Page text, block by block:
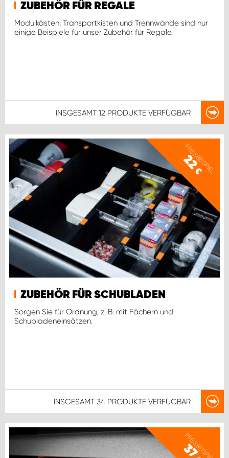
ZUBEHÖR FÜR REGALE
Modulkästen, Transportkisten und Trennwände sind nur
einige Beispiele für unser Zubehör für Regale.
INSGESAMT 12 PRODUKTE VERFÜGBAR
PREISBEISPIEL
22
€
ZUBEHÖR FÜR SCHUBLADEN
Sorgen Sie für Ordnung, z. B. mit Fächern und
Schubladeneinsätzen.
INSGESAMT 34 PRODUKTE VERFÜGBAR
PREISBEISPIEL
37